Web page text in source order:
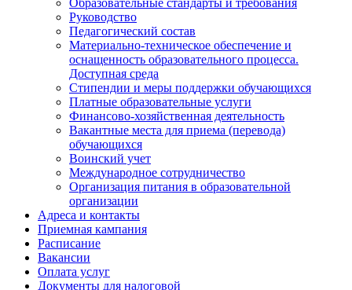
Образовательные стандарты и требования
Руководство
Педагогический состав
Материально-техническое обеспечение и
оснащенность образовательного процесса.
Доступная среда
Стипендии и меры поддержки обучающихся
Платные образовательные услуги
Финансово-хозяйственная деятельность
Вакантные места для приема (перевода)
обучающихся
Воинский учет
Международное сотрудничество
Организация питания в образовательной
организации
Адреса и контакты
Приемная кампания
Расписание
Вакансии
Оплата услуг
Документы для налоговой